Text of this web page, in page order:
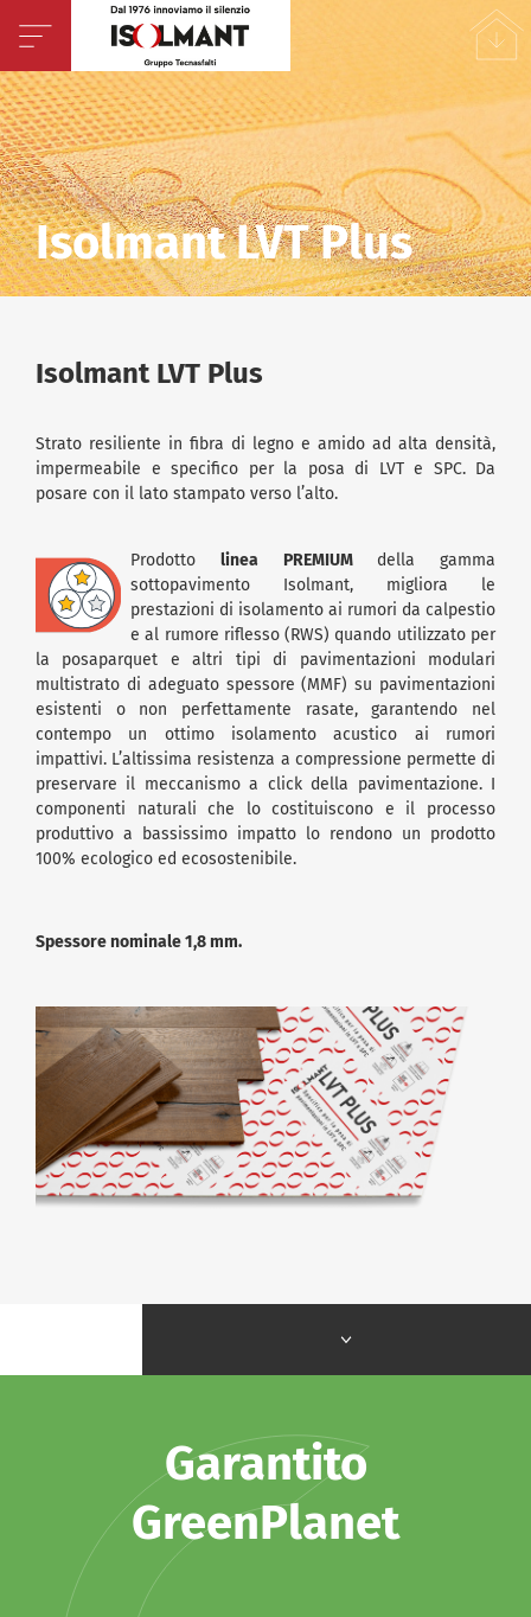
Isolmant LVT Plus
Isolmant LVT Plus
Strato resiliente in fibra di legno e amido ad alta densità,
impermeabile e specifico per la posa di LVT e SPC. Da
posare con il lato stampato verso l’alto.
Prodottolinea PREMIUM della gamma
sottopavimento Isolmant, migliora le
prestazioni di isolamento ai rumori da calpestio
e al rumore riflesso (RWS) quando utilizzato per
la posaparquet e altri tipi di pavimentazioni modulari
multistrato di adeguato spessore (MMF) su pavimentazioni
esistenti o non perfettamente rasate, garantendo nel
contempo un ottimo isolamento acustico ai rumori
impattivi. L’altissima resistenza a compressione permette di
preservare il meccanismo a click della pavimentazione. I
componenti naturali che lo costituiscono e il processo
produttivo a bassissimo impatto lo rendono un prodotto
100% ecologico ed ecosostenibile.
Spessore nominale 1,8 mm.
Garantito
GreenPlanet